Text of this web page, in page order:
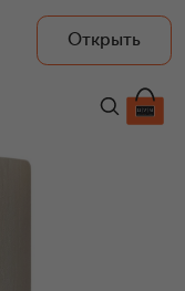
Открыть
28 000 ₽